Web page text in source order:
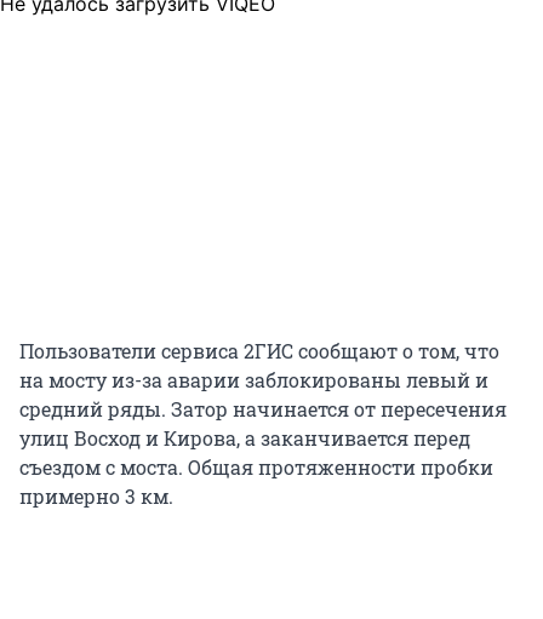
Пользователи сервиса 2ГИС сообщают о том, что
на мосту из-за аварии заблокированы левый и
средний ряды. Затор начинается от пересечения
улиц Восход и Кирова, а заканчивается перед
съездом с моста. Общая протяженности пробки
примерно 3 км.